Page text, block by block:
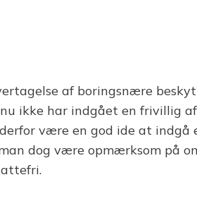
af boringsnære
ikke har indgået en frivillig
være en god ide at indgå
dog være opmærksom på